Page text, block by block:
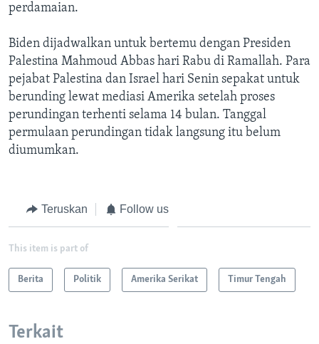
perdamaian.
Biden dijadwalkan untuk bertemu dengan Presiden
Palestina Mahmoud Abbas hari Rabu di Ramallah. Para
pejabat Palestina dan Israel hari Senin sepakat untuk
berunding lewat mediasi Amerika setelah proses
perundingan terhenti selama 14 bulan. Tanggal
permulaan perundingan tidak langsung itu belum
diumumkan.
Teruskan Follow us
This item is part of
Berita Politik Amerika Serikat Timur Tengah
Terkait